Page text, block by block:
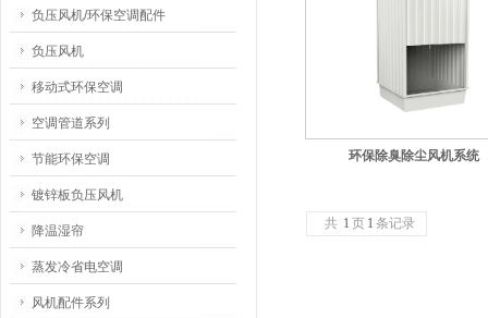
负压风机/环保空调配件
负压风机
移动式环保空调
空调管道系列
节能环保空调
镀锌板负压风机
降温湿帘
蒸发冷省电空调
风机配件系列
环保除臭除尘风机系统
共 1 页 1 条记录